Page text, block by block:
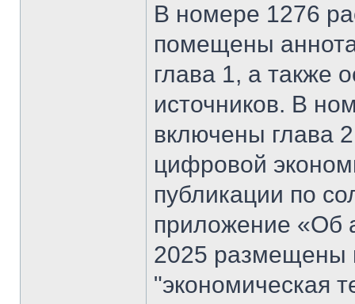
В номере 1276
помещены
глава 1, а также
источников. В
включены глава
цифровой
публикации по
приложение «Об
2025 размещены
"экономическая